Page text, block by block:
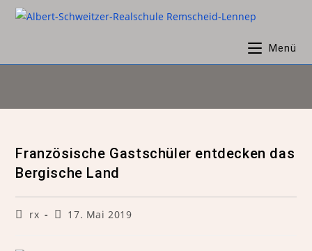
Menü
Französische Gastschüler entdecken das
Bergische Land
rx 17. Mai 2019